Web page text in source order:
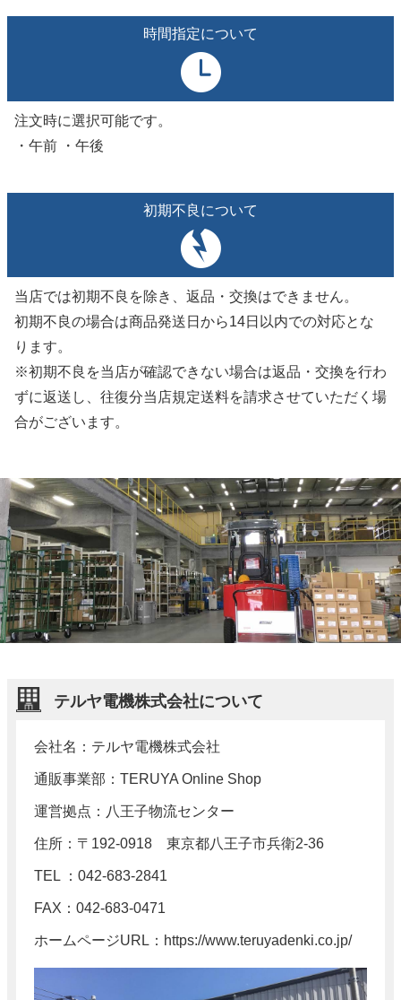
時間指定について
注文時に選択可能です。
・午前 ・午後
初期不良について
当店では初期不良を除き、返品・交換はできません。
初期不良の場合は商品発送日から14日以内での対応とな
ります。
※初期不良を当店が確認できない場合は返品・交換を行わ
ずに返送し、往復分当店規定送料を請求させていただく場
合がございます。
テルヤ電機株式会社について
会社名：テルヤ電機株式会社
通販事業部：TERUYA Online Shop
運営拠点：八王子物流センター
住所：〒192-0918 東京都八王子市兵衛2-36
TEL ：042-683-2841
FAX：042-683-0471
ホームページURL： https://www.teruyadenki.co.jp/